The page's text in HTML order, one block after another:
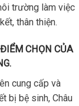
trường làm việc
thân thiện.
CHỌN CỦA
cung cấp và
bị bệ sinh, Châu